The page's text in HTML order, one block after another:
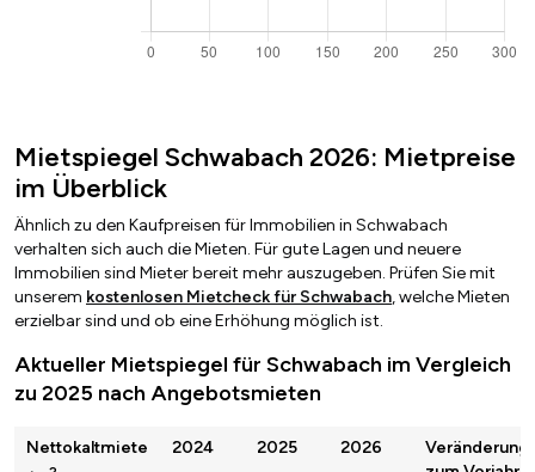
Mietspiegel Schwabach 2026: Mietpreise
im Überblick
Ähnlich zu den Kaufpreisen für Immobilien in Schwabach
verhalten sich auch die Mieten. Für gute Lagen und neuere
Immobilien sind Mieter bereit mehr auszugeben. Prüfen Sie mit
unserem kostenlosen Mietcheck für Schwabach, welche Mieten
erzielbar sind und ob eine Erhöhung möglich ist.
Aktueller Mietspiegel für Schwabach im Vergleich
zu 2025 nach Angebotsmieten
Nettokaltmiete
2024 2025 2026
Veränderung